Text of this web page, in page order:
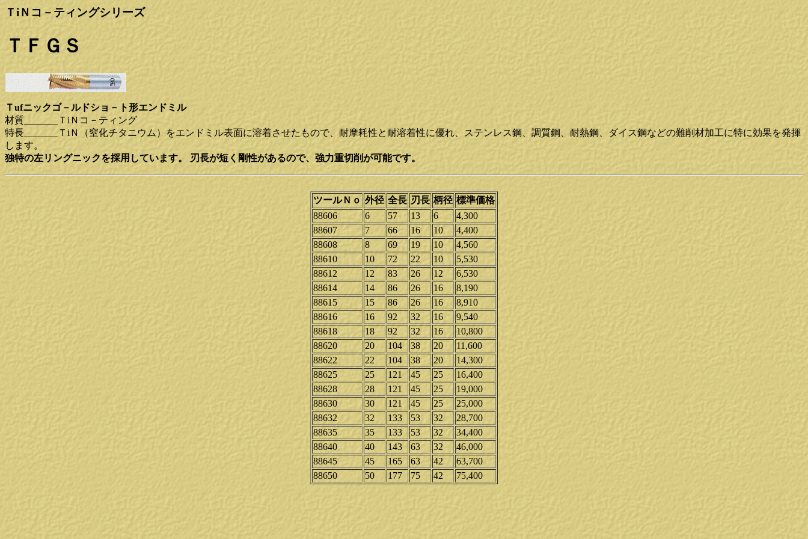
ＴiＮコ－ティングシリーズ
ＴＦＧＳ
Ｔufニックゴ－ルドショ－ト形エンドミル
材質_______ＴiＮコ－ティング
特長_______ＴiＮ（窒化チタニウム）をエンドミル表面に溶着させたもので、耐摩耗性と耐溶着性に優れ、ステンレス鋼、調質鋼、耐熱鋼、ダイス鋼などの難削材加工に特に効果を発揮
します。
独特の左リングニックを採用しています。 刃長が短く剛性があるので、強力重切削が可能です。
ツールＮｏ 外径 全長 刃長 柄径 標準価格
88606
6 57 13 6
4,300
88607
7 66 16 10
4,400
88608
8 69 19 10
4,560
88610
10 72 22 10
5,530
88612
12 83 26 12
6,530
88614
14 86 26 16
8,190
88615
15 86 26 16
8,910
88616
16 92 32 16
9,540
88618
18 92 32 16
10,800
88620
20 104 38 20
11,600
88622
22 104 38 20
14,300
88625
25 121 45 25
16,400
88628
28 121 45 25
19,000
88630
30 121 45 25
25,000
88632
32 133 53 32
28,700
88635
35 133 53 32
34,400
88640
40 143 63 32
46,000
88645
45 165 63 42
63,700
88650
50 177 75 42 75,400